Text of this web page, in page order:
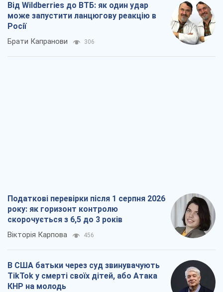
Від Wildberries до ВТБ: як один удар
може запустити ланцюгову реакцію в
Росії
Брати Капранови 306
Податкові перевірки після 1 серпня 2026
року: як горизонт контролю
скорочується з 6,5 до 3 років
Вікторія Карпова 456
В США батьки через суд звинувачують
TikTok у смерті своїх дітей, або Атака
КНР на молодь